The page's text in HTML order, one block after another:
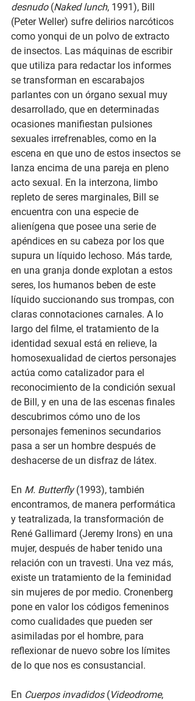
desnudo (Naked lunch, 1991), Bill
(Peter Weller) sufre delirios narcóticos
como yonqui de un polvo de extracto
de insectos. Las máquinas de escribir
que utiliza para redactar los informes
se transforman en escarabajos
parlantes con un órgano sexual muy
desarrollado, que en determinadas
ocasiones manifiestan pulsiones
sexuales irrefrenables, como en la
escena en que uno de estos insectos se
lanza encima de una pareja en pleno
acto sexual. En la interzona, limbo
repleto de seres marginales, Bill se
encuentra con una especie de
alienígena que posee una serie de
apéndices en su cabeza por los que
supura un líquido lechoso. Más tarde,
en una granja donde explotan a estos
seres, los humanos beben de este
líquido succionando sus trompas, con
claras connotaciones carnales. A lo
largo del filme, el tratamiento de la
identidad sexual está en relieve, la
homosexualidad de ciertos personajes
actúa como catalizador para el
reconocimiento de la condición sexual
de Bill, y en una de las escenas finales
descubrimos cómo uno de los
personajes femeninos secundarios
pasa a ser un hombre después de
deshacerse de un disfraz de látex.
En M. Butterfly (1993), también
encontramos, de manera performática
y teatralizada, la transformación de
René Gallimard (Jeremy Irons) en una
mujer, después de haber tenido una
relación con un travesti. Una vez más,
existe un tratamiento de la feminidad
sin mujeres de por medio. Cronenberg
pone en valor los códigos femeninos
como cualidades que pueden ser
asimiladas por el hombre, para
reflexionar de nuevo sobre los límites
de lo que nos es consustancial.
En Cuerpos invadidos (Videodrome,